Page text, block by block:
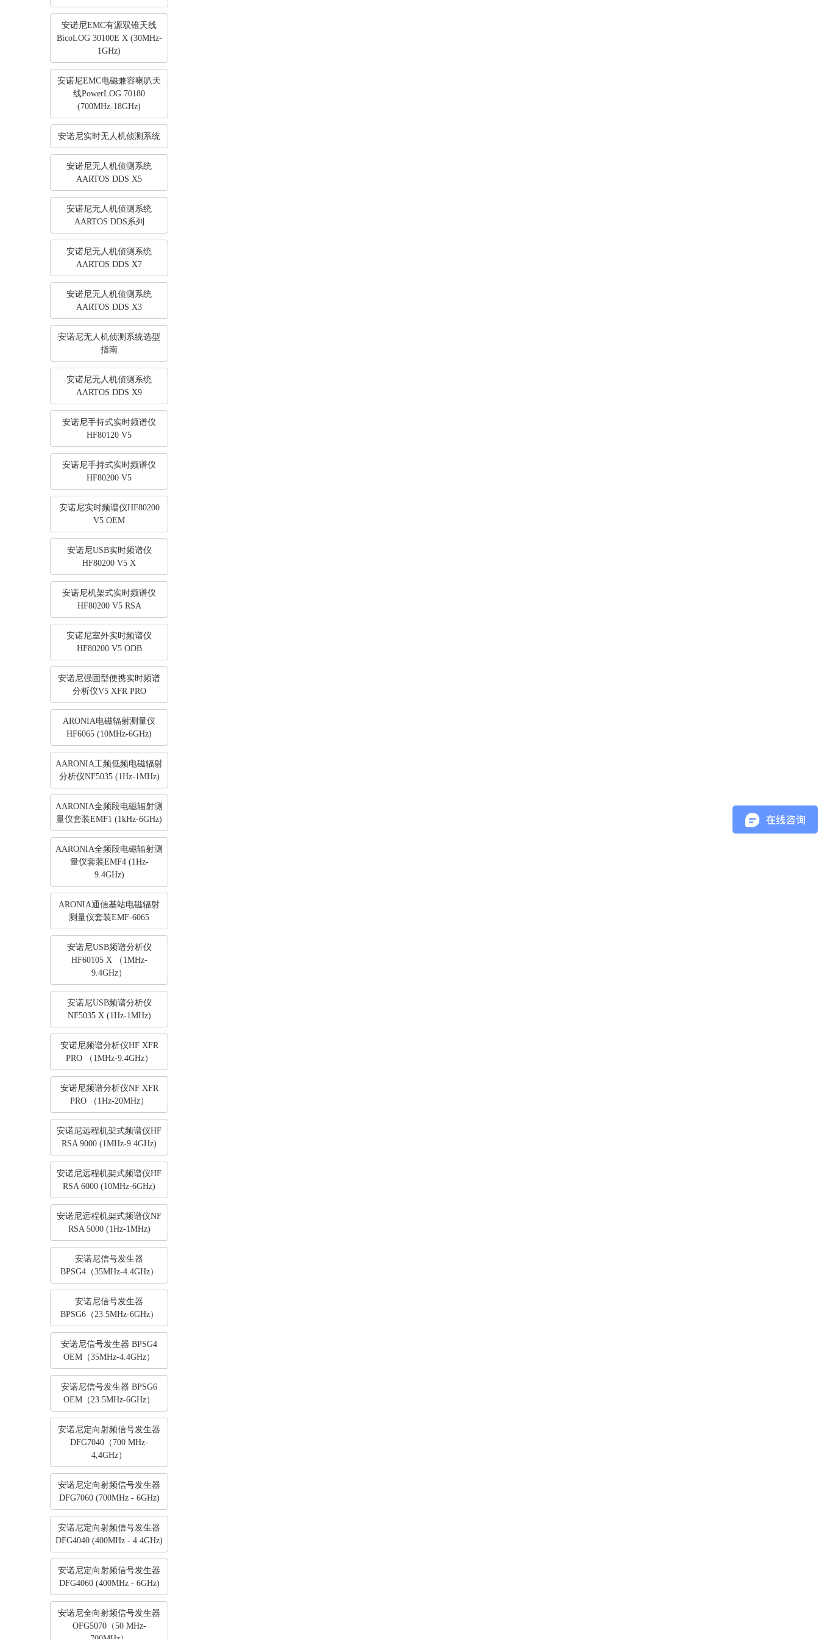
安诺尼EMC有源双锥天线
BicoLOG 30100E X (30MHz-
1GHz)
安诺尼EMC电磁兼容喇叭天
线PowerLOG 70180
(700MHz-18GHz)
安诺尼实时无人机侦测系统
安诺尼无人机侦测系统
AARTOS DDS X5
安诺尼无人机侦测系统
AARTOS DDS系列
安诺尼无人机侦测系统
AARTOS DDS X7
安诺尼无人机侦测系统
AARTOS DDS X3
安诺尼无人机侦测系统选型
指南
安诺尼无人机侦测系统
AARTOS DDS X9
安诺尼手持式实时频谱仪
HF80120 V5
安诺尼手持式实时频谱仪
HF80200 V5
安诺尼实时频谱仪HF80200
V5 OEM
安诺尼USB实时频谱仪
HF80200 V5 X
安诺尼机架式实时频谱仪
HF80200 V5 RSA
安诺尼室外实时频谱仪
HF80200 V5 ODB
安诺尼强固型便携实时频谱
分析仪V5 XFR PRO
ARONIA电磁辐射测量仪
HF6065 (10MHz-6GHz)
AARONIA工频低频电磁辐射
分析仪NF5035 (1Hz-1MHz)
AARONIA全频段电磁辐射测
量仪套装EMF1 (1kHz-6GHz)
AARONIA全频段电磁辐射测
量仪套装EMF4 (1Hz-
9.4GHz)
ARONIA通信基站电磁辐射
测量仪套装EMF-6065
安诺尼USB频谱分析仪
HF60105 X （1MHz-
9.4GHz）
安诺尼USB频谱分析仪
NF5035 X (1Hz-1MHz)
安诺尼频谱分析仪HF XFR
PRO （1MHz-9.4GHz）
安诺尼频谱分析仪NF XFR
PRO （1Hz-20MHz）
安诺尼远程机架式频谱仪HF
RSA 9000 (1MHz-9.4GHz)
安诺尼远程机架式频谱仪HF
RSA 6000 (10MHz-6GHz)
安诺尼远程机架式频谱仪NF
RSA 5000 (1Hz-1MHz)
安诺尼信号发生器
BPSG4（35MHz-4.4GHz）
安诺尼信号发生器
BPSG6（23.5MHz-6GHz）
安诺尼信号发生器 BPSG4
OEM（35MHz-4.4GHz）
安诺尼信号发生器 BPSG6
OEM（23.5MHz-6GHz）
安诺尼定向射频信号发生器
DFG7040（700 MHz-
4,4GHz）
安诺尼定向射频信号发生器
DFG7060 (700MHz - 6GHz)
安诺尼定向射频信号发生器
DFG4040 (400MHz - 4.4GHz)
安诺尼定向射频信号发生器
DFG4060 (400MHz - 6GHz)
安诺尼全向射频信号发生器
OFG5070（50 MHz-